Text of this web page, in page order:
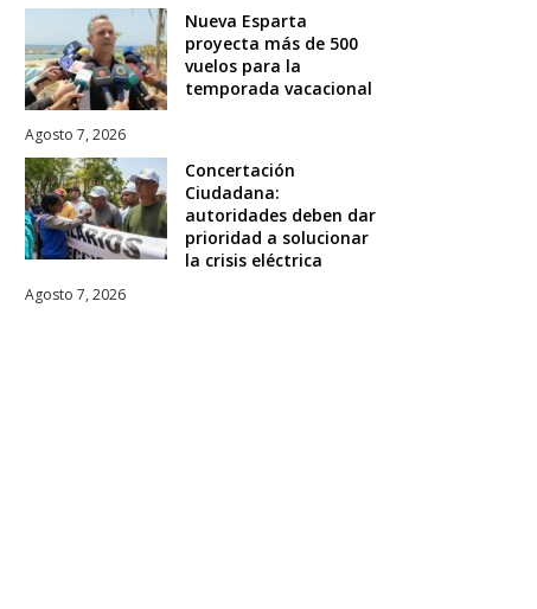
Nueva Esparta
proyecta más de 500
vuelos para la
temporada vacacional
Agosto 7, 2026
Concertación
Ciudadana:
autoridades deben dar
prioridad a solucionar
la crisis eléctrica
Agosto 7, 2026